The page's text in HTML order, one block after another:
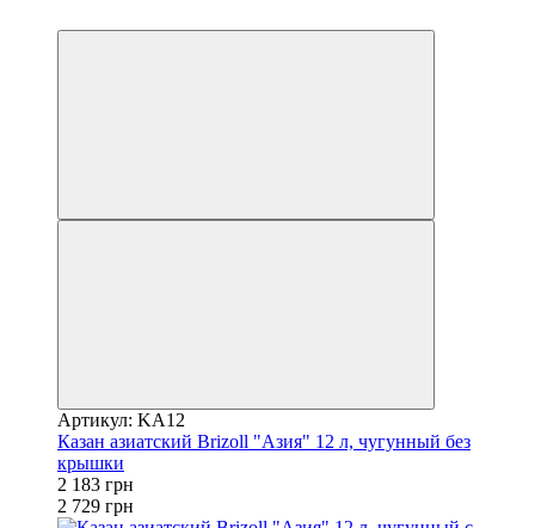
Артикул: KA12
Казан азиатский Brizoll "Азия" 12 л, чугунный без
крышки
2 183 грн
2 729 грн